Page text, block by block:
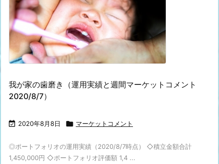
我が家の歯磨き（運用実績と週間マーケットコメント
2020/8/7）
 2020年8月8日  マーケットコメント
◎ポートフォリオの運用実績（2020/8/7時点） ◇積立金額合計
1,450,000円 ◇ポートフォリオ評価額 1,4 ...